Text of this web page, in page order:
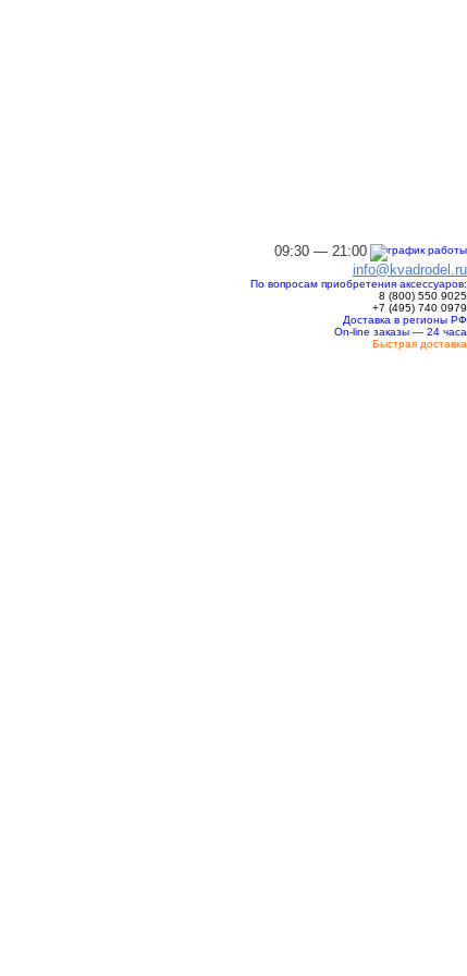
09:30 — 21:00
info@kvadrodel.ru
По вопросам приобретения аксессуаров:
8 (800) 550 9025
+7 (495) 740 0979
Доставка в регионы РФ
On-line заказы — 24 часа
Быстрая доставка